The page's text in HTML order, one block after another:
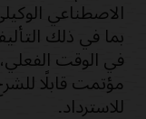
بما في ذلك
في الوقت
مؤتمت قابلًا
للاسترداد.